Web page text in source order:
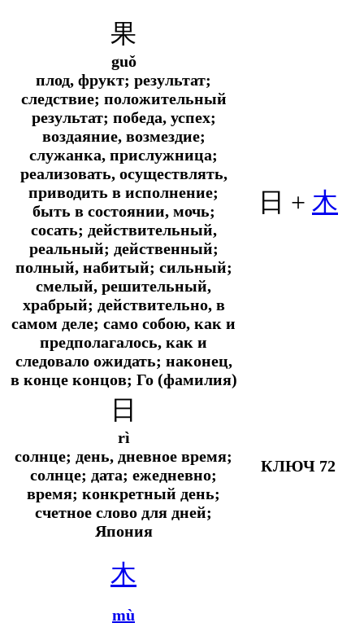
果
guǒ
плод, фрукт; результат;
следствие; положительный
результат; победа, успех;
воздаяние, возмездие;
служанка, прислужница;
реализовать, осуществлять,
приводить в исполнение;
быть в состоянии, мочь;
сосать; действительный,
реальный; действенный;
полный, набитый; сильный;
смелый, решительный,
храбрый; действительно, в
самом деле; само собою, как и
предполагалось, как и
следовало ожидать; наконец,
в конце концов; Го (фамилия)
日 + 木
日
rì
солнце; день, дневное время;
солнце; дата; ежедневно;
время; конкретный день;
счетное слово для дней;
Япония
КЛЮЧ 72
木
mù